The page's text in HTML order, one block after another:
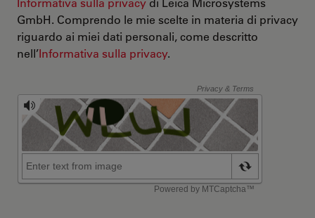
GmbH. Comprendo le mie scelte in materia di privacy
riguardo ai miei dati personali, come descritto
nell’Informativa sulla privacy.